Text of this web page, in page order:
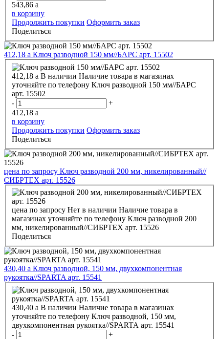
543,86 a
в корзину
Продолжить покупки Оформить заказ
Поделиться
412,18 a Ключ разводной 150 мм//БАРС арт. 15502
412,18 a В наличии Наличие товара в магазинах
уточняйте по телефону Ключ разводной 150 мм//БАРС
арт. 15502
-
+
412,18 a
в корзину
Продолжить покупки Оформить заказ
Поделиться
цена по запросу Ключ разводной 200 мм, никелированный//
СИБРТЕХ арт. 15526
цена по запросу Нет в наличии Наличие товара в
магазинах уточняйте по телефону Ключ разводной 200
мм, никелированный//СИБРТЕХ арт. 15526
Поделиться
430,40 a Ключ разводной, 150 мм, двухкомпонентная
рукоятка//SPARTA арт. 15541
430,40 a В наличии Наличие товара в магазинах
уточняйте по телефону Ключ разводной, 150 мм,
двухкомпонентная рукоятка//SPARTA арт. 15541
-
+